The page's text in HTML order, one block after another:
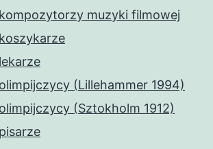
muzyki filmowej
(Lillehammer 1994)
(Sztokholm 1912)